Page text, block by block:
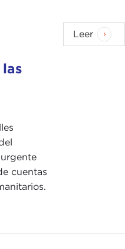
cuentas
Leer